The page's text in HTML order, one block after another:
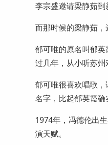
李宗盛邀请梁静茹到
而那时候的梁静茹，
郁可唯的原名叫郁
过几年，从小听苏州
郁可唯很喜欢唱歌
名字，比起郁英霞确
1974年，冯德伦出
演天赋。